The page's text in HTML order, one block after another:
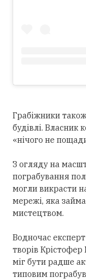
Грабіжники
будівлі. Власник
«нічого не
З огляду на
пограбування
могли викрасти
мережі, яка
мистецтвом.
Водночас
творів
міг бути радше
типовим